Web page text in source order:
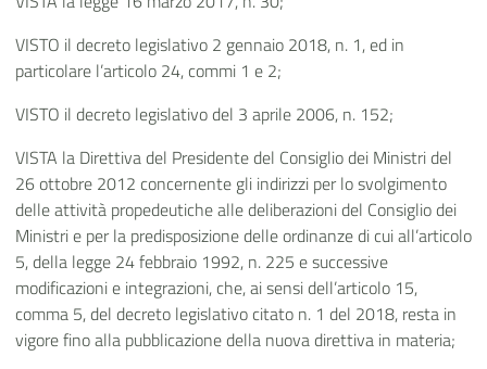
VISTO il decreto legislativo 2 gennaio 2018, n. 1, ed in
particolare l’articolo 24, commi 1 e 2;
VISTO il decreto legislativo del 3 aprile 2006, n. 152;
VISTA la Direttiva del Presidente del Consiglio dei Ministri del
26 ottobre 2012 concernente gli indirizzi per lo svolgimento
delle attività propedeutiche alle deliberazioni del Consiglio dei
Ministri e per la predisposizione delle ordinanze di cui all’articolo
5, della legge 24 febbraio 1992, n. 225 e successive
modificazioni e integrazioni, che, ai sensi dell’articolo 15,
comma 5, del decreto legislativo citato n. 1 del 2018, resta in
vigore fino alla pubblicazione della nuova direttiva in materia;